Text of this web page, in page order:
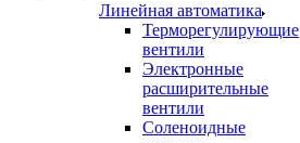
Линейная автоматика
Терморегулирующие
вентили
Электронные
расширительные
вентили
Соленоидные